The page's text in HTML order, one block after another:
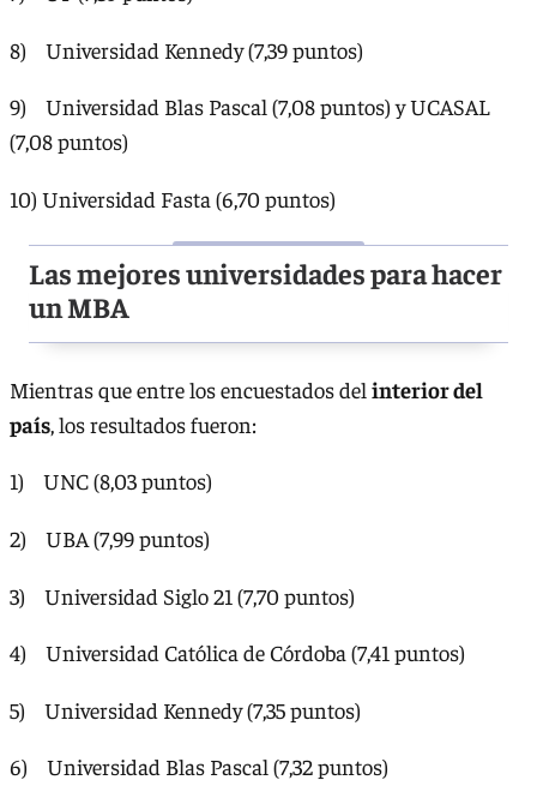
8) Universidad Kennedy (7,39 puntos)
9) Universidad Blas Pascal (7,08 puntos) y UCASAL
(7,08 puntos)
10) Universidad Fasta (6,70 puntos)
Las mejores universidades para hacer
un MBA
Mientras que entre los encuestados del interior del
país, los resultados fueron:
1) UNC (8,03 puntos)
2) UBA (7,99 puntos)
3) Universidad Siglo 21 (7,70 puntos)
4) Universidad Católica de Córdoba (7,41 puntos)
5) Universidad Kennedy (7,35 puntos)
6) Universidad Blas Pascal (7,32 puntos)